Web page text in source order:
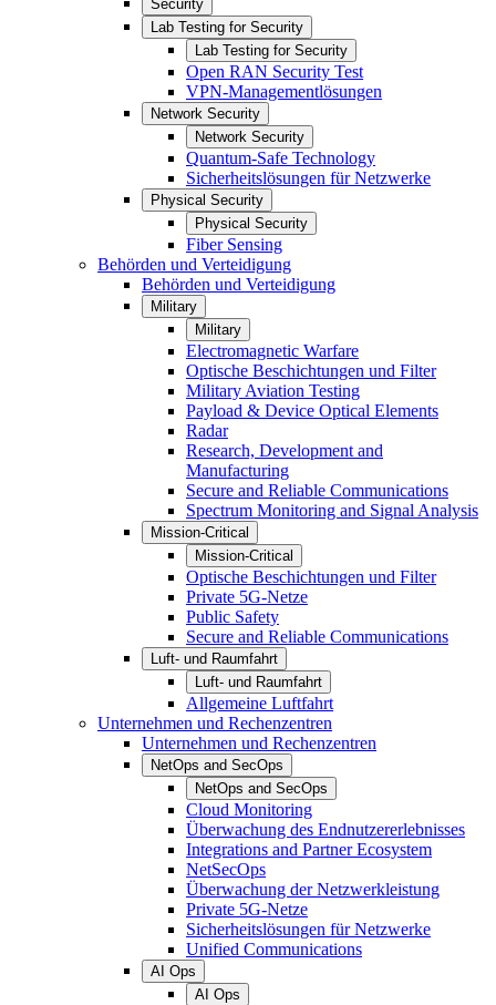
Security
Lab Testing for Security
Lab Testing for Security
Open RAN Security Test
VPN-Managementlösungen
Network Security
Network Security
Quantum-Safe Technology
Sicherheitslösungen für Netzwerke
Physical Security
Physical Security
Fiber Sensing
Behörden und Verteidigung
Behörden und Verteidigung
Military
Military
Electromagnetic Warfare
Optische Beschichtungen und Filter
Military Aviation Testing
Payload & Device Optical Elements
Radar
Research, Development and
Manufacturing
Secure and Reliable Communications
Spectrum Monitoring and Signal Analysis
Mission-Critical
Mission-Critical
Optische Beschichtungen und Filter
Private 5G-Netze
Public Safety
Secure and Reliable Communications
Luft- und Raumfahrt
Luft- und Raumfahrt
Allgemeine Luftfahrt
Unternehmen und Rechenzentren
Unternehmen und Rechenzentren
NetOps and SecOps
NetOps and SecOps
Cloud Monitoring
Überwachung des Endnutzererlebnisses
Integrations and Partner Ecosystem
NetSecOps
Überwachung der Netzwerkleistung
Private 5G-Netze
Sicherheitslösungen für Netzwerke
Unified Communications
AI Ops
AI Ops